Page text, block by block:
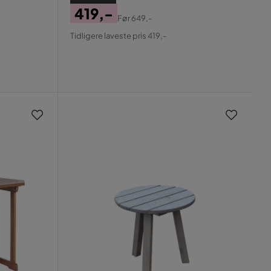
Pris
419,-
Original
Før649,-
Tidligere laveste pris 419,-